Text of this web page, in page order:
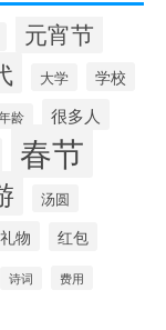
元宵节
大学 学校
龄 很多人
春节
汤圆
礼物
红包
诗词 费用